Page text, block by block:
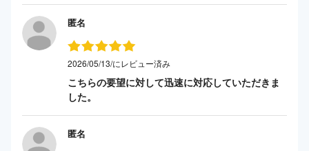
匿名
2026/05/13/にレビュー済み
こちらの要望に対して迅速に対応していただきま
した。
匿名